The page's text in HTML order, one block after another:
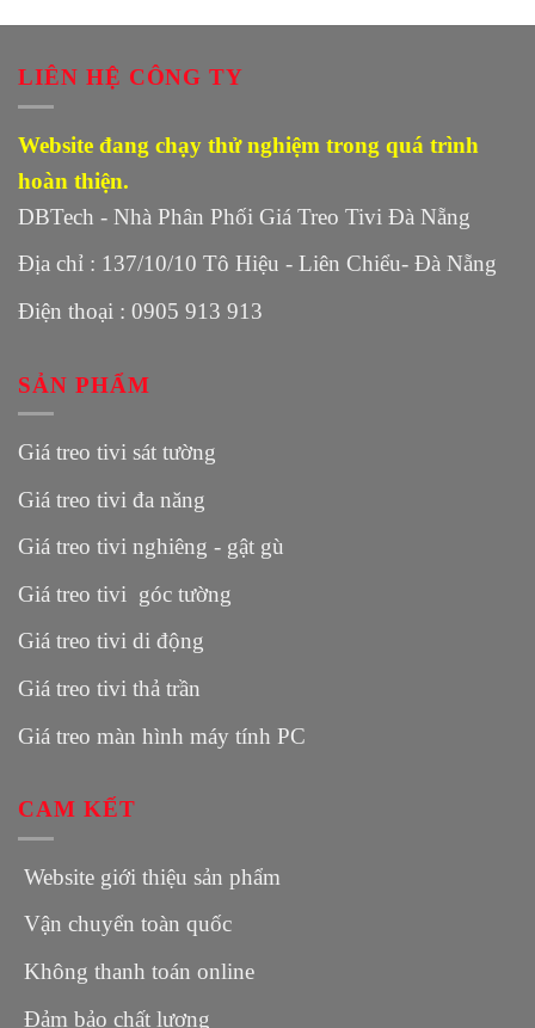
LIÊN HỆ CÔNG TY
Website đang chạy thử nghiệm trong quá trình
hoàn thiện.
DBTech - Nhà Phân Phối Giá Treo Tivi Đà Nẵng
Địa chỉ : 137/10/10 Tô Hiệu - Liên Chiểu- Đà Nẵng
Điện thoại : 0905 913 913
SẢN PHẨM
Giá treo tivi sát tường
Giá treo tivi đa năng
Giá treo tivi nghiêng - gật gù
Giá treo tivi góc tường
Giá treo tivi di động
Giá treo tivi thả trần
Giá treo màn hình máy tính PC
CAM KẾT
Website giới thiệu sản phẩm
Vận chuyển toàn quốc
Không thanh toán online
Đảm bảo chất lượng